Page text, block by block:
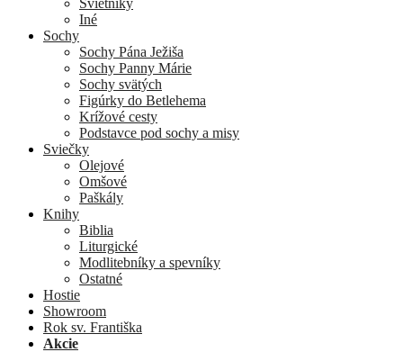
Svietniky
Iné
Sochy
Sochy Pána Ježiša
Sochy Panny Márie
Sochy svätých
Figúrky do Betlehema
Krížové cesty
Podstavce pod sochy a misy
Sviečky
Olejové
Omšové
Paškály
Knihy
Biblia
Liturgické
Modlitebníky a spevníky
Ostatné
Hostie
Showroom
Rok sv. Františka
Akcie